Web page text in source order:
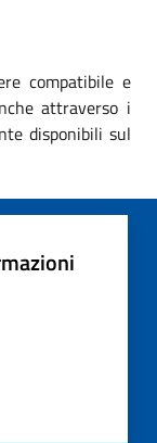
compatibile e
attraverso i
disponibili sul